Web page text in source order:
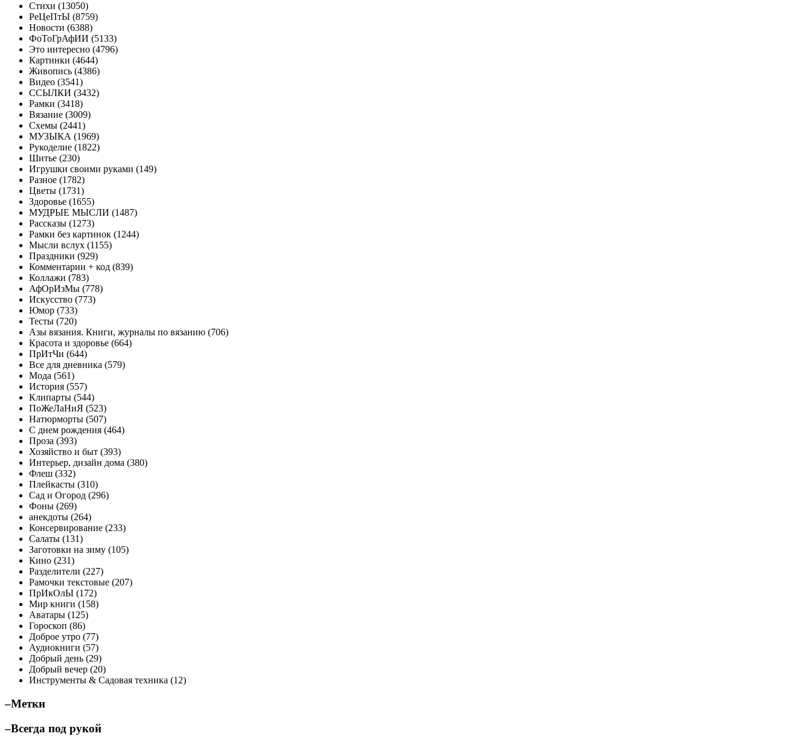
Стихи (13050)
РеЦеПтЫ (8759)
Новости (6388)
ФоТоГрАфИИ (5133)
Это интересно (4796)
Картинки (4644)
Живопись (4386)
Видео (3541)
ССЫЛКИ (3432)
Рамки (3418)
Вязание (3009)
Схемы (2441)
МУЗЫКА (1969)
Рукоделие (1822)
Шитье (230)
Игрушки своими руками (149)
Разное (1782)
Цветы (1731)
Здоровье (1655)
МУДРЫЕ МЫСЛИ (1487)
Рассказы (1273)
Рамки без картинок (1244)
Mысли вслух (1155)
Праздники (929)
Комментарии + код (839)
Коллажи (783)
АфОрИзМы (778)
Искусство (773)
Юмор (733)
Тесты (720)
Азы вязания. Книги, журналы по вязанию (706)
Красота и здоровье (664)
ПрИтЧи (644)
Все для дневника (579)
Мода (561)
История (557)
Клипарты (544)
ПоЖеЛаНиЯ (523)
Натюрморты (507)
С днем рождения (464)
Проза (393)
Хозяйство и быт (393)
Интерьер, дизайн дома (380)
Флеш (332)
Плейкасты (310)
Сад и Огород (296)
Фоны (269)
анекдоты (264)
Консервирование (233)
Салаты (131)
Заготовки на зиму (105)
Кино (231)
Разделители (227)
Рамочки текстовые (207)
ПрИкОлЫ (172)
Мир книги (158)
Аватары (125)
Гороскоп (86)
Доброе утро (77)
Аудиокниги (57)
Добрый день (29)
Добрый вечер (20)
Инструменты & Садовая техника (12)
–Метки
–Всегда под рукой